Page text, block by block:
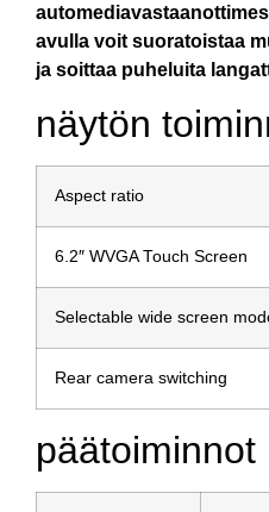
avulla voit suoratoistaa
ja soittaa puheluita
näytön
Aspect ratio
6.2″ WVGA Touch Screen
Selectable wide screen
Rear camera switching
päätoiminnot